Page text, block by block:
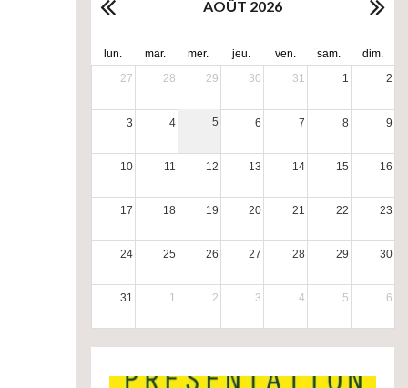
AOÛT 2026
lun. mar. mer. jeu. ven. sam.
dim.
27
28 29 30 31 1 2
3 4 5 6 7 8 9
10 11 12 13 14 15 16
17 18 19 20 21 22 23
24 25 26 27 28 29 30
31 1 2 3 4 5 6